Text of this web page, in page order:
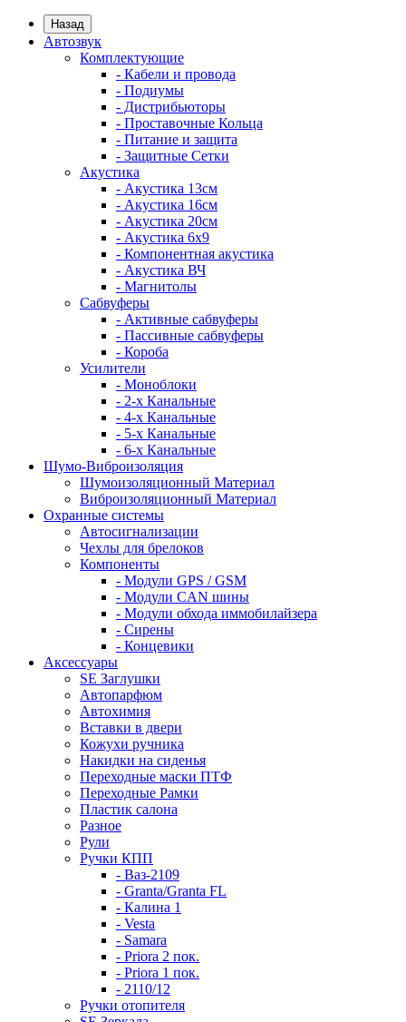
Назад
Автозвук
Комплектующие
- Кабели и провода
- Подиумы
- Дистрибьюторы
- Проставочные Кольца
- Питание и защита
- Защитные Сетки
Акустика
- Акустика 13см
- Акустика 16см
- Акустика 20см
- Акустика 6x9
- Компонентная акустика
- Акустика ВЧ
- Магнитолы
Сабвуферы
- Активные сабвуферы
- Пассивные сабвуферы
- Короба
Усилители
- Моноблоки
- 2-х Канальные
- 4-х Канальные
- 5-х Канальные
- 6-х Канальные
Шумо-Виброизоляция
Шумоизоляционный Материал
Виброизоляционный Материал
Охранные системы
Автосигнализации
Чехлы для брелоков
Компоненты
- Модули GPS / GSM
- Модули CAN шины
- Модули обхода иммобилайзера
- Сирены
- Концевики
Аксессуары
SE Заглушки
Автопарфюм
Автохимия
Вставки в двери
Кожухи ручника
Накидки на сиденья
Переходные маски ПТФ
Переходные Рамки
Пластик салона
Разное
Рули
Ручки КПП
- Ваз-2109
- Granta/Granta FL
- Калина 1
- Vesta
- Samara
- Priora 2 пок.
- Priora 1 пок.
- 2110/12
Ручки отопителя